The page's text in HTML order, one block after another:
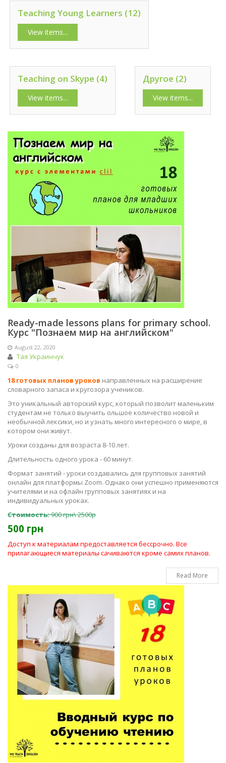
Teaching Young Learners (12)
View items...
Teaching on Skype (4)
View items...
Другое (2)
View items...
Ready-made lessons plans for primary school.
Курс "Познаем мир на английском"
August 22, 2020
Тая Украинчук
0
18 готовых планов уроков направленных на расширение
словарного запаса и кругозора учеников.
Это уникальный авторский курс, который позволит маленьким
студентам не только выучить ольшое количество новой и
необычной лексики, но и узнать много интересного о мире, в
котором они живут.
Уроки созданы для возраста 8-10 лет.
Длительность одного урока - 60 минут.
Формат занятий - уроки создавались для групповых занятий
онлайн для платформы Zoom. Однако они успешно применяются
учителями и на офлайн групповых занятиях и на
индивидуальных уроках.
Стоимость:900 грн\ 2500р
500 грн
Доступ к материалам предоставляется бессрочно. Все
прилагающиеся материалы сачиваются кроме самих планов.
Read More